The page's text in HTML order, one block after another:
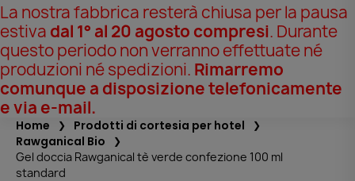
La nostra fabbrica resterà chiusa per la pausa
estiva dal 1° al 20 agosto compresi. Durante
questo periodo non verranno effettuate né
produzioni né spedizioni. Rimarremo
comunque a disposizione telefonicamente
e via e-mail.
Home
Prodotti di cortesia per hotel
Rawganical Bio
Gel doccia Rawganical tè verde confezione 100 ml
standard